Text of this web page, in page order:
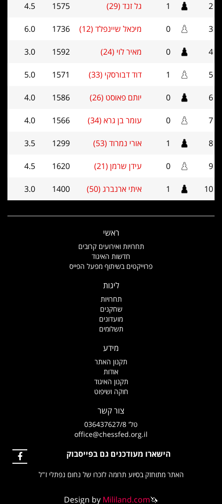
2
1 גל זנד (29) 1575
4.5
3
0 מיכאל שיינפלד (12) 1736
6.0
4
0 מאיר לוי (24) 1592
3.0
5
1 דוד דבורסקי (33) 1571
5.0
6
0 יותם פאוסט (26) 1586
4.0
7
0 עומר בן גרא (34) 1566
4.0
8
1 אורי נמרוד (53) 1299
3.5
9
0 עידן שרמן (21) 1620
4.5
10
1 איתי ארנברג (50) 1400
3.0
ראשי
תחרויות ואירועים קרובים
חדשות האיגוד
פרוייקטים בשיתוף מפעל הפייס
ליגות
תחרויות
שחקנים
מועדונים
תשלומים
מידע
תקנון האתר
אודות
תקנון האיגוד
חוקה ושיפוט
צור קשר
טל' 036437627/8
office@chessfed.org.il
הישארו מעודכנים גם בפייסבוק
האתר מתוחזק בסיוע תרומה לזכרו של נחום נפתלי ז"ל
Design by Mililand.com🦄